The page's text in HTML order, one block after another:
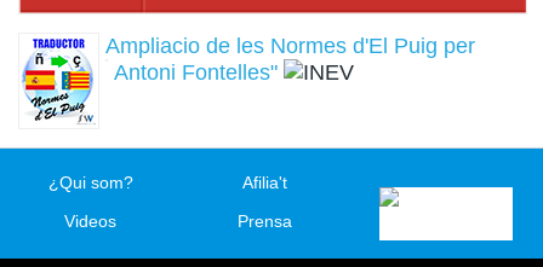
Ampliacio de les Normes d'El Puig per
Antoni Fontelles"
¿Qui som?
Videos
Afilia't
Prensa